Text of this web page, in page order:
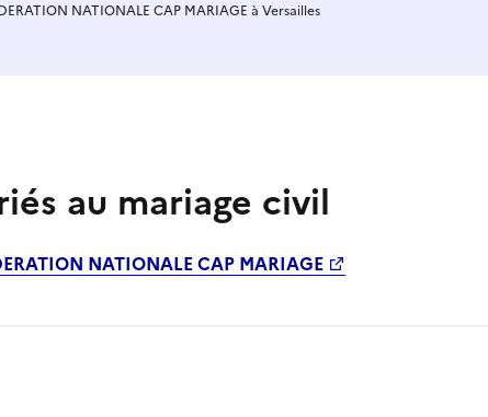
NATIONALE CAP MARIAGE à Versailles
au mariage civil
NATIONALE CAP MARIAGE